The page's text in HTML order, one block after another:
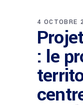
4 OCTOBRE
: le